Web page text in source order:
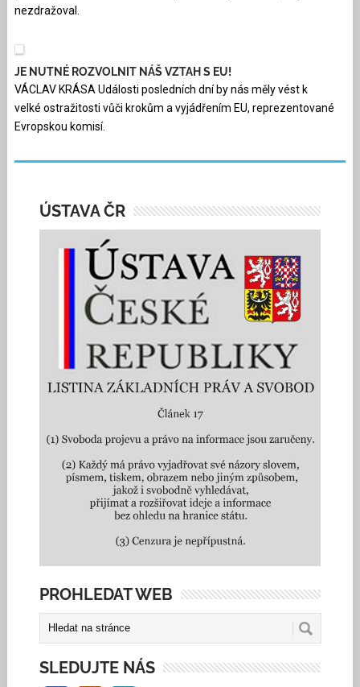
nezdražoval.
JE NUTNÉ ROZVOLNIT NÁŠ VZTAH S EU!
VÁCLAV KRÁSA Události posledních dní by nás měly vést k
velké ostražitosti vůči krokům a vyjádřením EU, reprezentované
Evropskou komisí.
ÚSTAVA ČR
PROHLEDAT WEB
SLEDUJTE NÁS